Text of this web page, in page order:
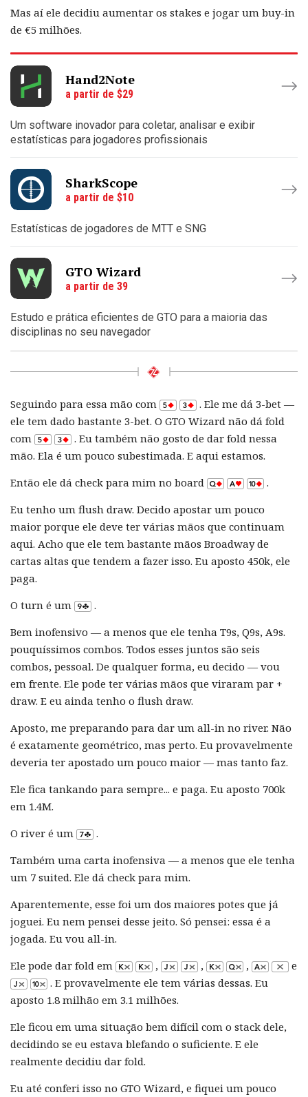
Mas aí ele decidiu aumentar os stakes e jogar um buy-in
de €5 milhões.
Hand2Note
a partir de $29
Um software inovador para coletar, analisar e exibir
estatísticas para jogadores profissionais
SharkScope
a partir de $10
Estatísticas de jogadores de MTT e SNG
GTO Wizard
a partir de 39
Estudo e prática eficientes de GTO para a maioria das
disciplinas no seu navegador
Seguindo para essa mão com
. Ele me dá 3-bet —
ele tem dado bastante 3-bet. O GTO Wizard não dá fold
com
. Eu também não gosto de dar fold nessa
mão. Ela é um pouco subestimada. E aqui estamos.
Então ele dá check para mim no board
.
Eu tenho um flush draw. Decido apostar um pouco
maior porque ele deve ter várias mãos que continuam
aqui. Acho que ele tem bastante mãos Broadway de
cartas altas que tendem a fazer isso. Eu aposto 450k, ele
paga.
O turn é um
.
Bem inofensivo — a menos que ele tenha T9s, Q9s, A9s.
pouquíssimos combos. Todos esses juntos são seis
combos, pessoal. De qualquer forma, eu decido — vou
em frente. Ele pode ter várias mãos que viraram par +
draw. E eu ainda tenho o flush draw.
Aposto, me preparando para dar um all-in no river. Não
é exatamente geométrico, mas perto. Eu provavelmente
deveria ter apostado um pouco maior — mas tanto faz.
Ele fica tankando para sempre... e paga. Eu aposto 700k
em 1.4M.
O river é um
.
Também uma carta inofensiva — a menos que ele tenha
um 7 suited. Ele dá check para mim.
Aparentemente, esse foi um dos maiores potes que já
joguei. Eu nem pensei desse jeito. Só pensei: essa é a
jogada. Eu vou all-in.
Ele pode dar fold em
, , ,
e
. E provavelmente ele tem várias dessas. Eu
aposto 1.8 milhão em 3.1 milhões.
Ele ficou em uma situação bem difícil com o stack dele,
decidindo se eu estava blefando o suficiente. E ele
realmente decidiu dar fold.
Eu até conferi isso no GTO Wizard, e fiquei um pouco